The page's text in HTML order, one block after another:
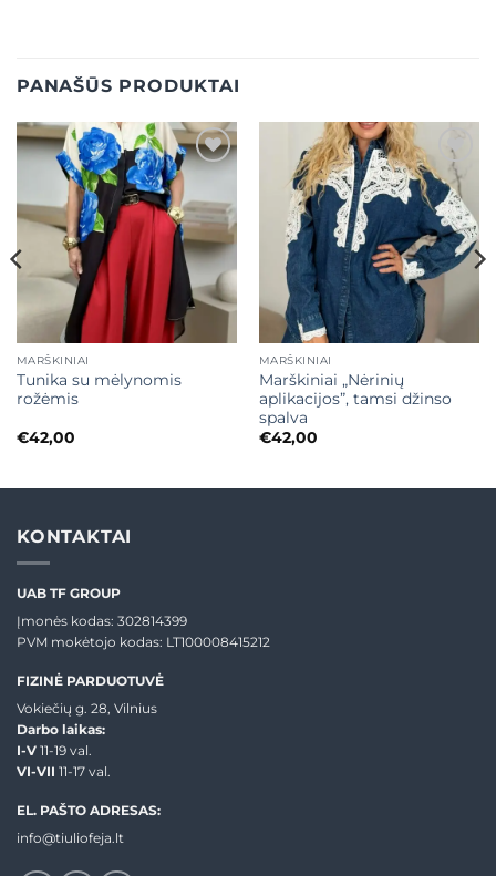
PANAŠŪS PRODUKTAI
Mėgstamiausias
MARŠKINIAI
Tunika su mėlynomis
rožėmis
€42,00
Mėgstamiausias
MARŠKINIAI
Marškiniai „Nėrinių
aplikacijos”, tamsi džinso
spalva
€42,00
KONTAKTAI
UAB TF GROUP
Įmonės kodas: 302814399
PVM mokėtojo kodas: LT100008415212
FIZINĖ PARDUOTUVĖ
Vokiečių g. 28, Vilnius
Darbo laikas:
I-V 11-19 val.
VI-VII 11-17 val.
EL. PAŠTO ADRESAS:
info@tiuliofeja.lt